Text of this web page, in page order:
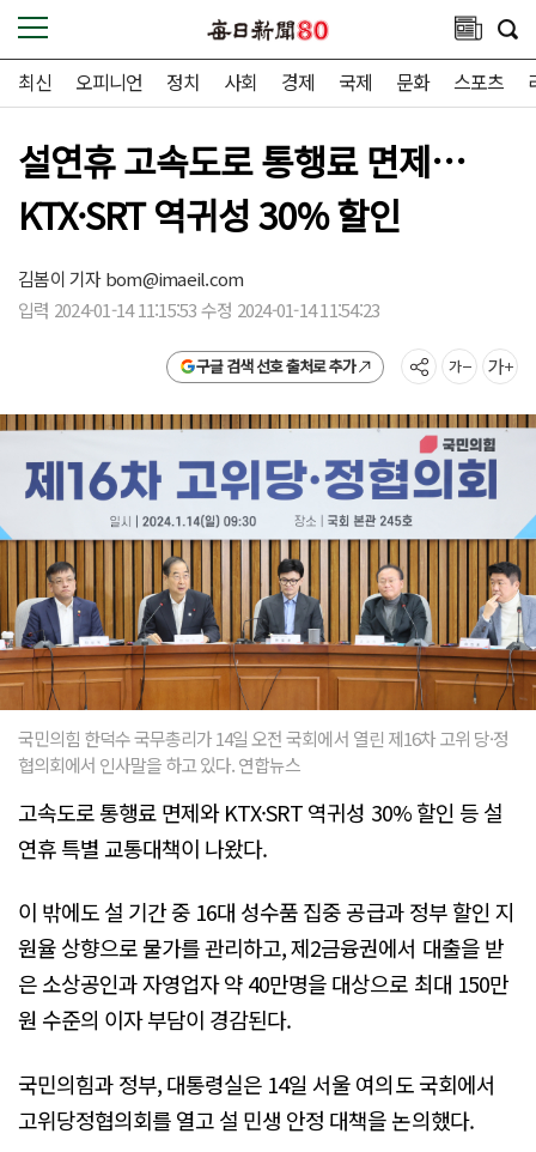
최신 오피니언 정치 사회 경제 국제 문화 스포츠
설연휴 고속도로 통행료 면제…
KTX·SRT 역귀성 30% 할인
김봄이 기자bom@imaeil.com
입력 2024-01-14 11:15:53 수정 2024-01-14 11:54:23
구글 검색 선호 출처로 추가
국민의힘 한덕수 국무총리가 14일 오전 국회에서 열린 제16차 고위 당·정
협의회에서 인사말을 하고 있다. 연합뉴스
고속도로 통행료 면제와 KTX·SRT 역귀성 30% 할인 등 설
연휴 특별 교통대책이 나왔다.
이 밖에도 설 기간 중 16대 성수품 집중 공급과 정부 할인 지
원율 상향으로 물가를 관리하고, 제2금융권에서 대출을 받
은 소상공인과 자영업자 약 40만명을 대상으로 최대 150만
원 수준의 이자 부담이 경감된다.
국민의힘과 정부, 대통령실은 14일 서울 여의도 국회에서
고위당정협의회를 열고 설 민생 안정 대책을 논의했다.